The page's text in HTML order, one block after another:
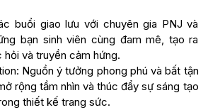
buổi giao lưu với chuyên gia PNJ và
bạn sinh viên cùng đam mê, tạo ra
hỏi và truyền cảm hứng.
Nguồn ý tưởng phong phú và bất tận
rộng tầm nhìn và thúc đẩy sự sáng tạo
thiết kế trang sức.